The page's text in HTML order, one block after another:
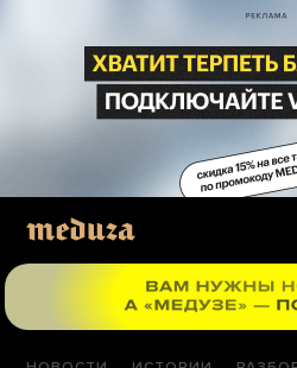
материалам